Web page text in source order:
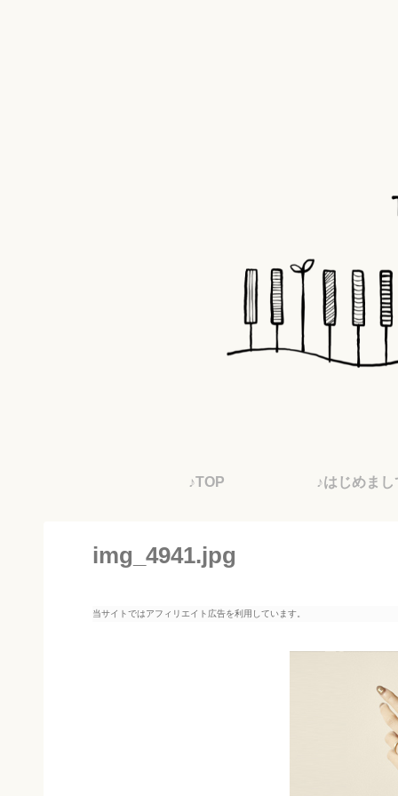
♪TOP ♪はじめまし
img_4941.jpg
当サイトではアフィリエイト広告を利用しています。